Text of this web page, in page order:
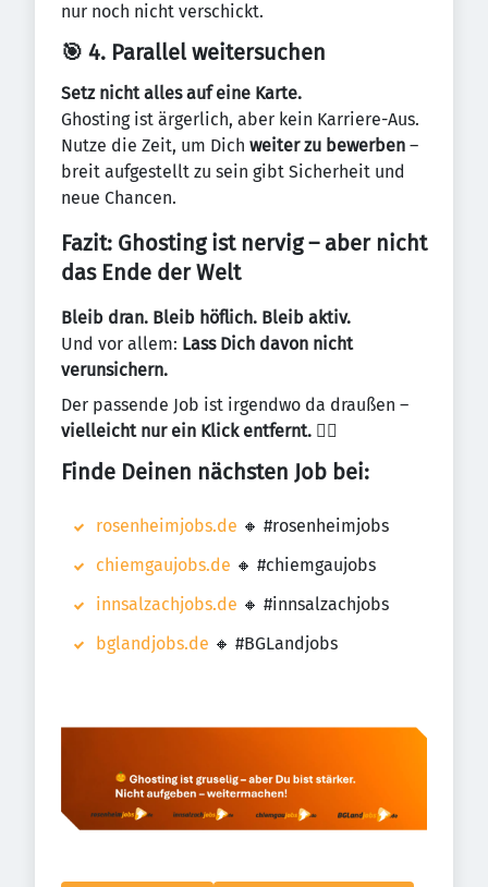
nur noch nicht verschickt.
🎯 4. Parallel weitersuchen
Setz nicht alles auf eine Karte.
Ghosting ist ärgerlich, aber kein Karriere-Aus.
Nutze die Zeit, um Dich weiter zu bewerben –
breit aufgestellt zu sein gibt Sicherheit und
neue Chancen.
Fazit: Ghosting ist nervig – aber nicht
das Ende der Welt
Bleib dran. Bleib höflich. Bleib aktiv.
Und vor allem: Lass Dich davon nicht
verunsichern.
Der passende Job ist irgendwo da draußen –
vielleicht nur ein Klick entfernt. 👇🏼
Finde Deinen nächsten Job bei:
rosenheimjobs.de 🔸 #rosenheimjobs
chiemgaujobs.de 🔸 #chiemgaujobs
innsalzachjobs.de 🔸 #innsalzachjobs
bglandjobs.de 🔸 #BGLandjobs